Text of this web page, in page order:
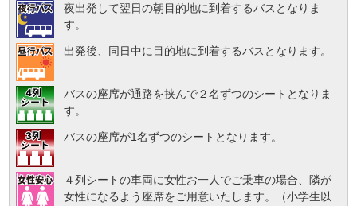
夜出発して翌日の朝目的地に到着するバスとなりま
す。
出発後、同日中に目的地に到着するバスとなります。
バスの座席が通路を挟んで２名ずつのシートとなりま
す。
バスの座席が1名ずつのシートとなります。
４列シートの車両に女性お一人でご乗車の場合、隣が
女性になるよう座席をご用意いたします。（小学生以